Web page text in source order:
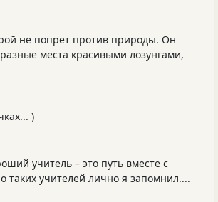
не попрёт против природы. Он
места красивыми лозунгами,
)
учитель – это путь вместе с
таких учителей лично я запомнил....